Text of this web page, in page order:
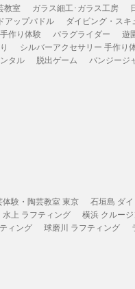
教室 ガラス細工･ガラス工房
アップパドル
ダイビング・ス
作り体験
パラグライダー 遊
シルバーアクセサリー 手作り
タル
脱出ゲーム バンジージ
体験・陶芸教室 東京 石垣島 ダ
水上 ラフティング 横浜 クルー
ィング 球磨川 ラフティング